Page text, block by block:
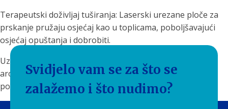
Terapeutski doživljaj tuširanja: Laserski urezane ploče za
prskanje pružaju osjećaj kao u toplicama, poboljšavajući
osjećaj opuštanja i dobrobiti.
Uz
, možete prepustiti se rajskoj
aromaterapiji i iskustvu tuširanja s vitaminom C koje
pomlađuje vaš um i tijelo!
Svidjelo vam se za što se
zalažemo i što nudimo?